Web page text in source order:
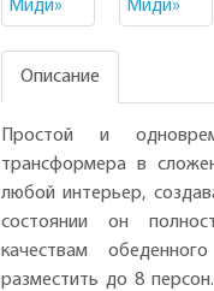
Описание
Простой и
трансформера в
любой интерьер,
состоянии он
качествам
разместить до 8